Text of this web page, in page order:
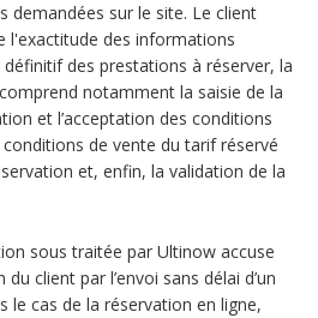
demandées sur le site. Le client
l'exactitude des informations
des prestations à réserver, la
notamment la saisie de la
et l’acceptation des conditions
de vente du tarif réservé
et, enfin, la validation de la
sous traitée par Ultinow accuse
client par l’envoi sans délai d’un
le cas de la réservation en ligne,